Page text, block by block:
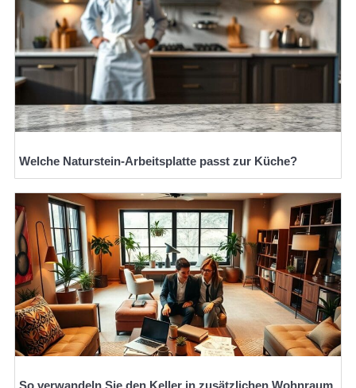
Welche Naturstein-Arbeitsplatte passt zur Küche?
So verwandeln Sie den Keller in zusätzlichen Wohnraum